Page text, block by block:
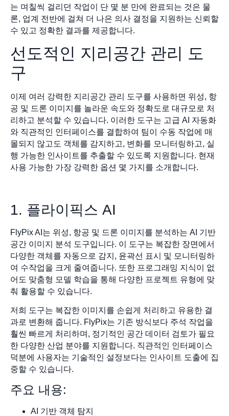
는 며칠씩 걸리던 작업이 단 몇 분 만에 완료되는 것은 물
론, 업계 전반에 걸쳐 더 나은 의사 결정을 지원하는 신뢰할
수 있고 정확한 결과를 제공합니다.
선도적인 지리공간 관리 도
구
이제 여러 강력한 지리공간 관리 도구를 사용하면 위성, 항
공 및 드론 이미지를 놀라운 속도와 정확도로 대규모로 처
리하고 분석할 수 있습니다. 이러한 도구는 고급 AI 자동화
와 직관적인 인터페이스를 결합하여 팀이 수동 작업에 매
몰되지 않고도 객체를 감지하고, 변화를 모니터링하고, 실
행 가능한 인사이트를 추출할 수 있도록 지원합니다. 현재
사용 가능한 가장 강력한 옵션 몇 가지를 소개합니다.
1. 플라이픽스 AI
FlyPix AI는 위성, 항공 및 드론 이미지를 분석하는 AI 기반
공간 이미지 분석 도구입니다. 이 도구는 복잡한 장면에서
다양한 객체를 자동으로 감지, 윤곽선 표시 및 모니터링하
여 수작업을 크게 줄여줍니다. 또한 프로그래밍 지식이 없
어도 맞춤형 모델 학습을 통해 다양한 프로젝트 유형에 맞
춰 활용할 수 있습니다.
저희 도구는 복잡한 이미지를 손쉽게 처리하고 유용한 결
과로 변환해 줍니다. FlyPix는 기존 방식보다 주석 작업을
훨씬 빠르게 처리하며, 정기적인 공간 데이터 검토가 필요
한 다양한 산업 분야를 지원합니다. 직관적인 인터페이스
덕분에 사용자는 기술적인 설정보다는 인사이트 도출에 집
중할 수 있습니다.
주요 내용:
AI 기반 객체 탐지